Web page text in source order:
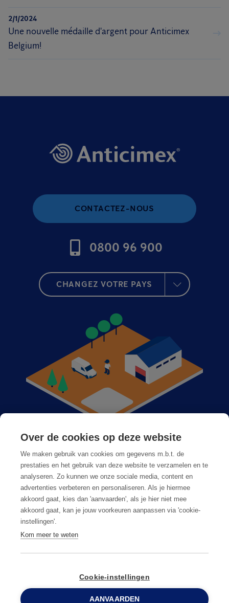
2/1/2024
Une nouvelle médaille d'argent pour Anticimex
Belgium!
CONTACTEZ-NOUS
0800 96 900
CHANGEZ VOTRE PAYS
Anticimex dans votre région
Postes vacants
Foire aux questions
Conditions générales Privacy & cookies
© Copyright2026Anticimex
Over de cookies op deze website
We maken gebruik van cookies om gegevens m.b.t. de
prestaties en het gebruik van deze website te verzamelen en te
analyseren. Zo kunnen we onze sociale media, content en
advertenties verbeteren en personaliseren. Als je hiermee
akkoord gaat, kies dan 'aanvaarden', als je hier niet mee
akkoord gaat, kan je jouw voorkeuren aanpassen via 'cookie-
instellingen'.
Kom meer te weten
Cookie-instellingen
AANVAARDEN